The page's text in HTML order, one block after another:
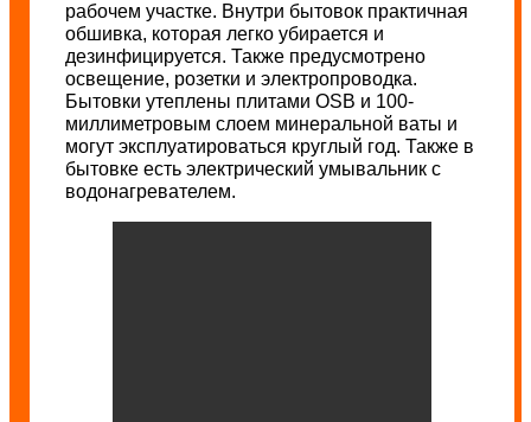
рабочем участке. Внутри бытовок практичная
обшивка, которая легко убирается и
дезинфицируется. Также предусмотрено
освещение, розетки и электропроводка.
Бытовки утеплены плитами OSB и 100-
миллиметровым слоем минеральной ваты и
могут эксплуатироваться круглый год. Также в
бытовке есть электрический умывальник с
водонагревателем.